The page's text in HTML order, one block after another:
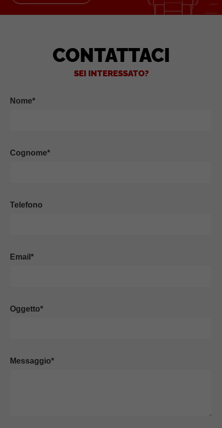
CONTATTACI
SEI INTERESSATO?
Nome*
Cognome*
Telefono
Email*
Oggetto*
Messaggio*